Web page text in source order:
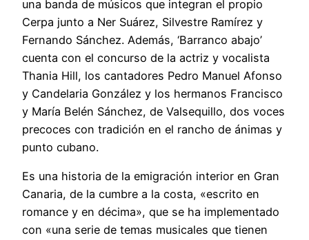
una banda de músicos que integran el propio
Cerpa junto a Ner Suárez, Silvestre Ramírez y
Fernando Sánchez. Además, ‘Barranco abajo’
cuenta con el concurso de la actriz y vocalista
Thania Hill, los cantadores Pedro Manuel Afonso
y Candelaria González y los hermanos Francisco
y María Belén Sánchez, de Valsequillo, dos voces
precoces con tradición en el rancho de ánimas y
punto cubano.
Es una historia de la emigración interior en Gran
Canaria, de la cumbre a la costa, «escrito en
romance y en décima», que se ha implementado
con «una serie de temas musicales que tienen